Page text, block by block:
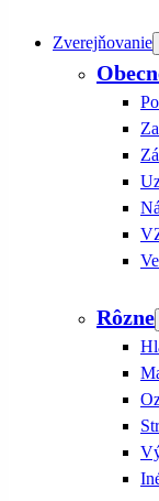
Zverejňovanie
Rôzne